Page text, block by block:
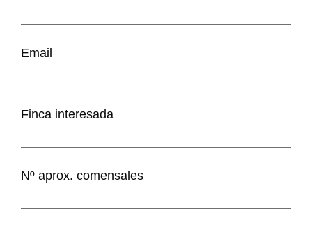
Email
Finca interesada
Nº aprox. comensales